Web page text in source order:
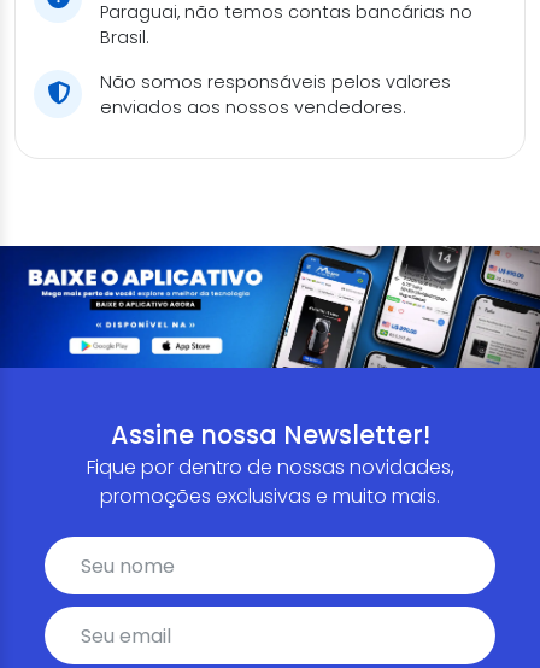
Paraguai, não temos contas bancárias no
Brasil.
Não somos responsáveis pelos valores
enviados aos nossos vendedores.
Assine nossa Newsletter!
Fique por dentro de nossas novidades,
promoções exclusivas e muito mais.